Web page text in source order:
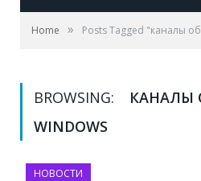
Home » Posts Tagged "каналы
BROWSING:
КАНАЛЫ
WINDOWS
НОВОСТИ